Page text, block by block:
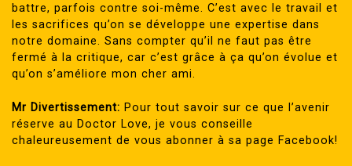
battre, parfois contre soi-même. C’est avec le travail et
les sacrifices qu’on se développe une expertise dans
notre domaine. Sans compter qu’il ne faut pas être
fermé à la critique, car c’est grâce à ça qu’on évolue et
qu’on s’améliore mon cher ami.
Mr Divertissement: Pour tout savoir sur ce que l’avenir
réserve au Doctor Love, je vous conseille
chaleureusement de vous abonner à sa page Facebook!